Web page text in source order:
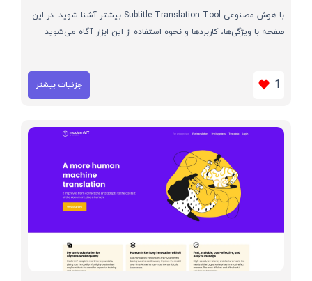
با هوش مصنوعی Subtitle Translation Tool بیشتر آشنا شوید. در این
صفحه با ویژگی‌ها، کاربردها و نحوه استفاده از این ابزار آگاه می‌شوید
1 جزئیات بیشتر